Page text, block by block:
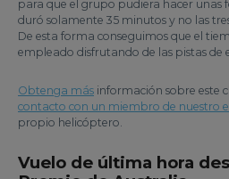
para que el grupo pudiera hacer unas
duró solamente 35 minutos y no las
De esta forma conseguimos que el
empleado disfrutando de las pistas de
Obtenga más información sobre este
contacto con un miembro de nuestro
propio helicóptero.
Vuelo de última hora